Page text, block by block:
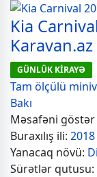
Kia
Karavan.az
GÜNLÜK KİRAYƏ
Tam ölçülü
Bakı
Məsafəni göstər
Buraxılış ili: 2018
Yanacaq növü:
Sürətlər qutusu: